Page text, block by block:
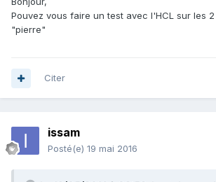
Pouvez vous faire un test avec l'HCL sur les
"pierre"
Citer
issam
Posté(e) 19 mai 2016